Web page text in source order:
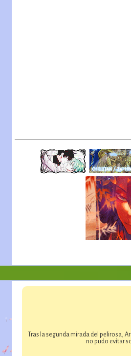
Tras la segunda mirada del pelirosa,
no pudo evitar